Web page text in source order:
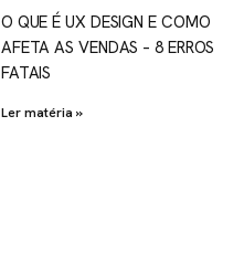
O QUE É UX DESIGN E COMO
AFETA AS VENDAS – 8 ERROS
FATAIS
Ler matéria »